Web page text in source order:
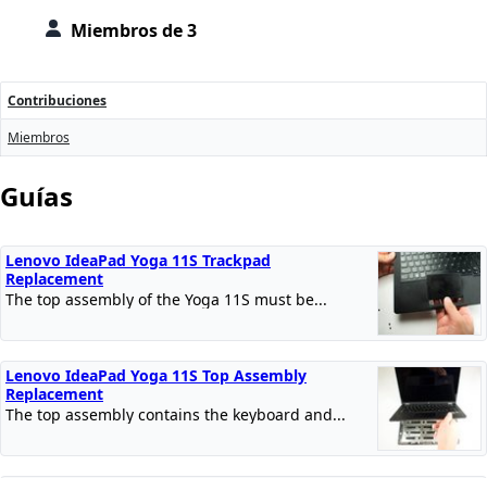
Miembros de 3
Contribuciones
Miembros
Guías
Lenovo IdeaPad Yoga 11S Trackpad
Replacement
The top assembly of the Yoga 11S must be...
Lenovo IdeaPad Yoga 11S Top Assembly
Replacement
The top assembly contains the keyboard and...